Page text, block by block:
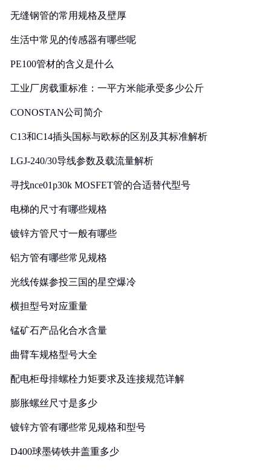
无缝钢管的常用规格及壁厚
生活中常见的传感器有哪些呢
PE100管材的含义是什么
工业厂房载重标准：一平方米能承受多少公斤
CONOSTAN公司简介
C13和C14插头国标与欧标的区别及其标准解析
LGJ-240/30导线参数及载流量解析
寻找nce01p30k MOSFET管的合适替代型号
电梯的尺寸有哪些规格
镀锌方管尺寸一般有哪些
铝方管有哪些常见规格
光线传媒参投三国的星空爆冷
横担型号对应重量
锰矿石产品化合水含量
曲臂车规格型号大全
配电柜母排螺栓力矩要求及连接规范详解
膨胀螺丝尺寸是多少
镀锌方管有哪些常见规格和型号
D400球墨铸铁井盖重多少